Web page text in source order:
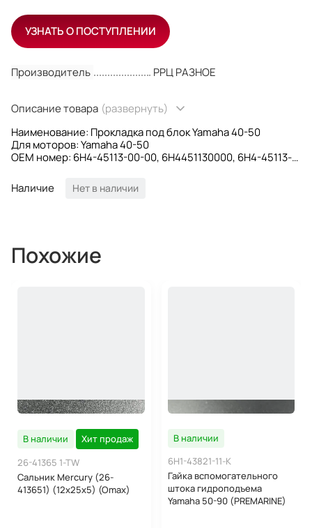
Производитель РРЦ РАЗНОЕ
Описание товара (развернуть)
Наименование: Прокладка под блок Yamaha 40-50
Для моторов: Yamaha 40-50
OEM номер: 6H4-45113-00-00, 6H4451130000, 6H4-45113-
Производитель: Omax
Наличие Нет в наличии
УЗНАТЬ О ПОСТУПЛЕНИИ
Похожие
В наличии
Хит продаж
26-41365 1-TW
Сальник Mercury (26-
413651) (12x25x5) (Omax)
В наличии
6H1-43821-11-K
Гайка вспомогательного
штока гидроподъема
Yamaha 50-90 (PREMARINE)